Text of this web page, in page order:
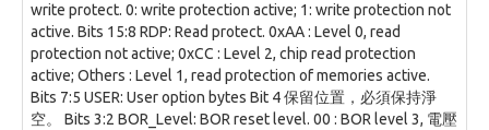
write protect. 0: write protection active; 1: write protection not
active. Bits 15:8 RDP: Read protect. 0xAA : Level 0, read
protection not active; 0xCC : Level 2, chip read protection
active; Others : Level 1, read protection of memories active.
Bits 7:5 USER: User option bytes Bit 4 保留位置，必須保持淨
空。 Bits 3:2 BOR_Level: BOR reset level. 00 : BOR level 3, 電壓